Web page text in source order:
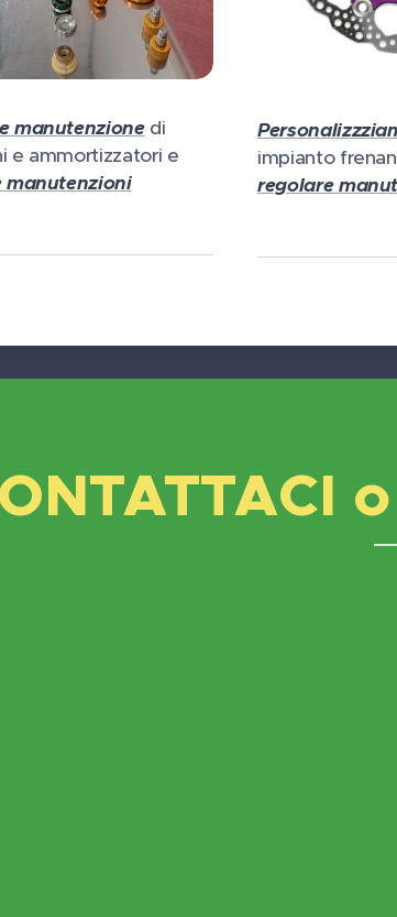
manutenzionedi
e ammortizzatori e
impianto
regolare